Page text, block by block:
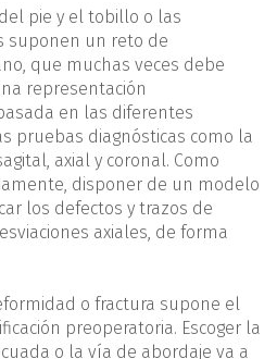
pie y el tobillo o las
suponen un reto de
que muchas veces debe
representación
en las diferentes
pruebas diagnósticas como la
axial y coronal. Como
disponer de un modelo
los defectos y trazos de
axiales, de forma
o fractura supone el
preoperatoria. Escoger la
o la vía de abordaje va a